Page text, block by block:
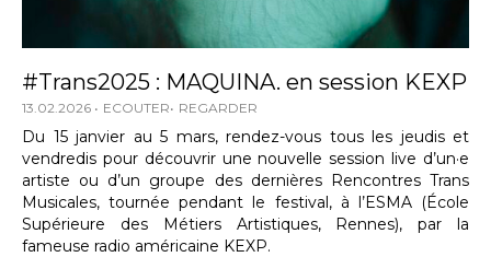
#Trans2025 : MAQUINA. en session KEXP
13.02.2026 ECOUTER REGARDER
Du 15 janvier au 5 mars, rendez-vous tous les jeudis et
vendredis pour découvrir une nouvelle session live d’un·e
artiste ou d’un groupe des dernières Rencontres Trans
Musicales, tournée pendant le festival, à l’ESMA (École
Supérieure des Métiers Artistiques, Rennes), par la
fameuse radio américaine KEXP.